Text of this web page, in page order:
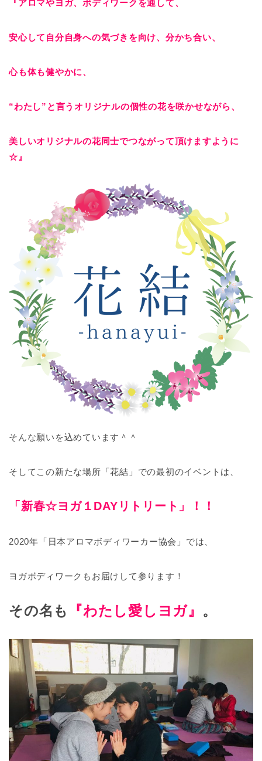
『アロマやヨガ、ボディワークを通して、
安心して自分自身への気づきを向け、分かち合い、
心も体も健やかに、
“わたし”と言うオリジナルの個性の花を咲かせながら、
美しいオリジナルの花同士でつながって頂けますように
☆』
そんな願いを込めています＾＾
そしてこの新たな場所「花結」での最初のイベントは、
「新春☆ヨガ１DAYリトリート」！！
2020年「日本アロマボディワーカー協会」では、
ヨガボディワークもお届けして参ります！
その名も 『わたし愛しヨガ』 。